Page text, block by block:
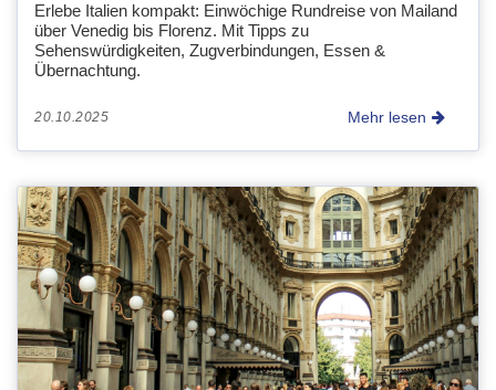
Erlebe Italien kompakt: Einwöchige Rundreise von Mailand
über Venedig bis Florenz. Mit Tipps zu
Sehenswürdigkeiten, Zugverbindungen, Essen &
Übernachtung.
20.10.2025 Mehr lesen